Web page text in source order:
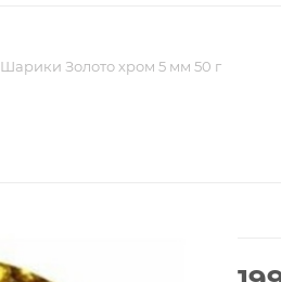
Шарики Золото хром 5 мм 50 г